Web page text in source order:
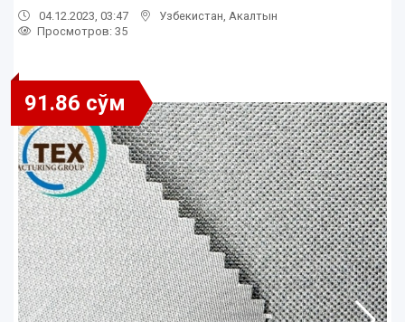
04.12.2023, 03:47 Узбекистан Акалтын
Просмотров: 35
91.86 сўм